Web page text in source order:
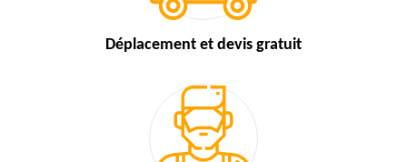
Déplacement et devis gratuit